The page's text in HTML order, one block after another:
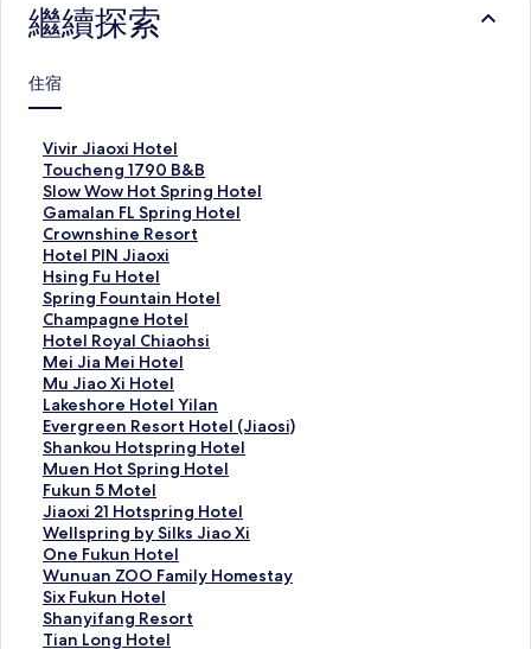
繼續探索
住宿
Vivir Jiaoxi Hotel
V
i
v
i
r
J
i
a
o
x
i
H
o
t
e
l
的
連
結
Toucheng 1790 B&B
T
o
u
c
h
e
n
g
1
7
9
0
B
&
B
的
連
結
Slow Wow Hot Spring Hotel
S
l
o
w
W
o
w
H
o
t
S
p
r
i
n
g
H
o
t
e
l
的
Gamalan FL Spring Hotel
G
a
m
a
l
a
n
F
L
S
p
r
i
n
g
H
o
t
e
l
的
Crownshine Resort
C
r
o
w
n
s
h
i
n
e
R
e
s
o
r
t
的
連
結
Hotel PIN Jiaoxi
H
o
t
e
l
P
I
N
J
i
a
o
x
i
的
連
結
Hsing Fu Hotel
H
s
i
n
g
F
u
H
o
t
e
l
的
連
結
Spring Fountain Hotel
S
p
r
i
n
g
F
o
u
n
t
a
i
n
H
o
t
Champagne Hotel
C
h
a
m
p
a
g
n
e
H
o
t
e
l
的
連
Hotel Royal Chiaohsi
H
o
t
e
l
R
o
y
a
l
C
h
i
a
o
Mei Jia Mei Hotel
M
e
i
J
i
a
M
e
i
H
o
t
e
l
Mu Jiao Xi Hotel
M
u
J
i
a
o
X
i
H
o
t
e
l
Lakeshore Hotel Yilan
L
a
k
e
s
h
o
r
e
H
o
t
Evergreen Resort Hotel (Jiaosi)
E
v
e
r
g
r
e
e
n
R
e
Shankou Hotspring Hotel
S
h
a
n
k
o
u
H
o
t
Muen Hot Spring Hotel
M
u
e
n
H
o
t
S
p
Fukun 5 Motel
F
u
k
u
n
5
M
o
Jiaoxi 21 Hotspring Hotel
J
i
a
o
x
i
2
Wellspring by Silks Jiao Xi
W
e
l
l
s
p
One Fukun Hotel
O
n
e
F
u
Wunuan ZOO Family Homestay
W
u
n
u
Six Fukun Hotel
S
i
x
Shanyifang Resort
S
h
Tian Long Hotel
T